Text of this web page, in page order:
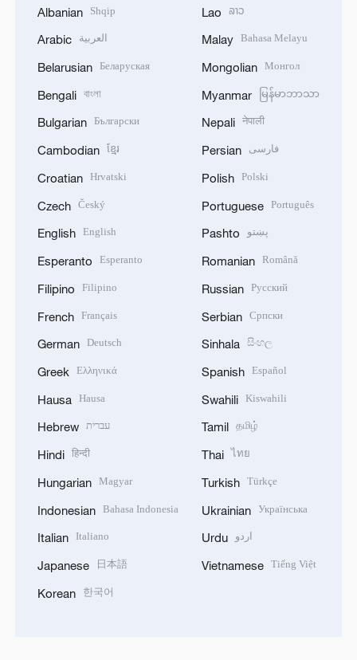
Albanian Shqip
Arabic العربية
Belarusian Беларуская
Bengali বাংলা
Bulgarian Български
Cambodian ខ្មែរ
Croatian Hrvatski
Czech Český
English English
Esperanto Esperanto
Filipino Filipino
French Français
German Deutsch
Greek Ελληνικά
Hausa Hausa
Hebrew עברית
Hindi हिन्दी
Hungarian Magyar
Indonesian Bahasa Indonesia
Italian Italiano
Japanese 日本語
Korean 한국어
Lao ລາວ
Malay Bahasa Melayu
Mongolian Монгол
Myanmar မြန်မာဘာသာ
Nepali नेपाली
Persian فارسی
Polish Polski
Portuguese Português
Pashto پښتو
Romanian Română
Russian Русский
Serbian Српски
Sinhala සිංහල
Spanish Español
Swahili Kiswahili
Tamil தமிழ்
Thai ไทย
Turkish Türkçe
Ukrainian Українська
Urdu اردو
Vietnamese Tiếng Việt